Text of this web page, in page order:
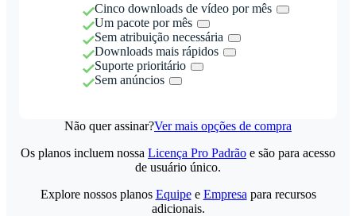
Cinco downloads de vídeo por mês
Um pacote por mês
Sem atribuição necessária
Downloads mais rápidos
Suporte prioritário
Sem anúncios
Não quer assinar?Ver mais opções de compra
Os planos incluem nossa Licença Pro Padrão e são para acesso
de usuário único.
Explore nossos planos Equipee Empresa para recursos
adicionais.